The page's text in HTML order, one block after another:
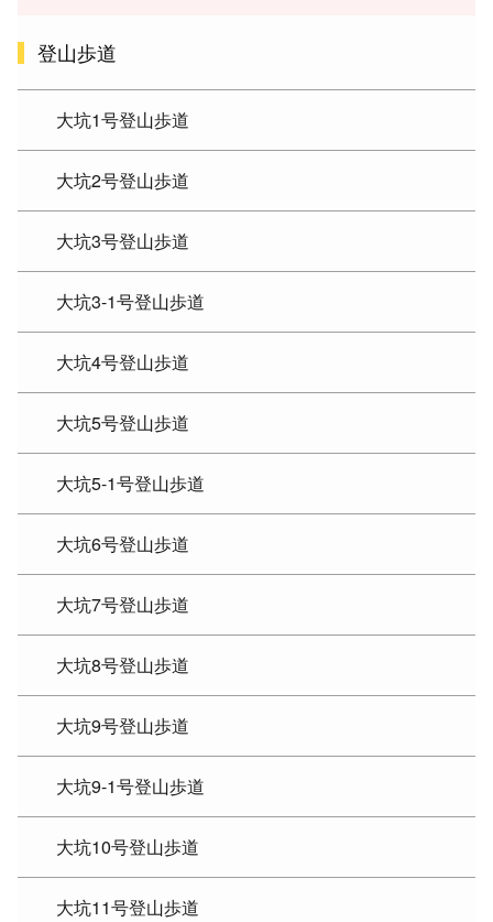
登山歩道
大坑1号登山歩道
大坑2号登山歩道
大坑3号登山歩道
大坑3-1号登山歩道
大坑4号登山歩道
大坑5号登山歩道
大坑5-1号登山歩道
大坑6号登山歩道
大坑7号登山歩道
大坑8号登山歩道
大坑9号登山歩道
大坑9-1号登山歩道
大坑10号登山歩道
大坑11号登山歩道